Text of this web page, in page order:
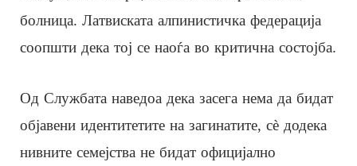
болница. Латвиската алпинистичка федерација
соопшти дека тој се наоѓа во критична состојба.
Од Службата наведоа дека засега нема да бидат
објавени идентитетите на загинатите, сè додека
нивните семејства не бидат официјално